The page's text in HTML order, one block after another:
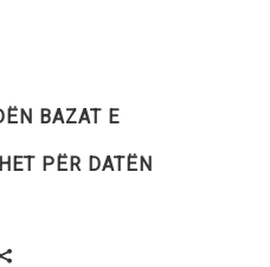
BAZAT E
PËR DATËN